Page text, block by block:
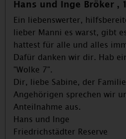
Hans und Inge Bröker ,
Ein liebenswerter,
lieber Manni es warst, gibt
hattest für alle und alles
Dafür danken wir dir. Hab
"Wolke 7".
Dir, liebe Sabine, der
Angehörigen sprechen wir
Anteilnahme aus.
Hans und Inge
Friedrichstädter Reserve